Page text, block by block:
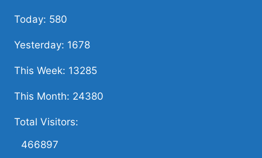
Today: 580
Yesterday: 1678
This Week: 13285
This Month: 24380
Total Visitors:
466897